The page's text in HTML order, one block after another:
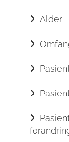
 Alder.



